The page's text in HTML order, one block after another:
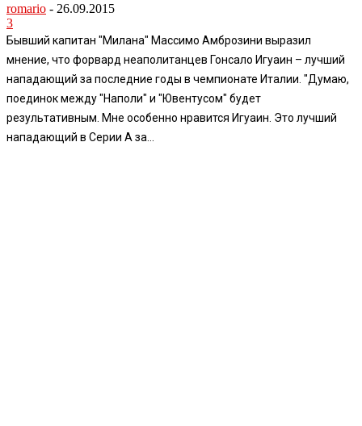
romario - 26.09.2015
3
Бывший капитан "Милана" Массимо Амброзини выразил
мнение, что форвард неаполитанцев Гонсало Игуаин – лучший
нападающий за последние годы в чемпионате Италии. "Думаю,
поединок между "Наполи" и "Ювентусом" будет
результативным. Мне особенно нравится Игуаин. Это лучший
нападающий в Серии А за...